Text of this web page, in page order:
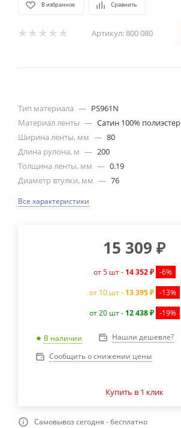
В избранное Сравнить
Артикул:800 080
Тип материала — PS961N
Материал ленты — Сатин 100% полиэстер
Ширина ленты, мм — 80
Длина рулона, м — 200
Толщина ленты, мм — 0.19
Диаметр втулки, мм — 76
Все характеристики
15 309 ₽
от 5 шт - 14 352 ₽ -6%
от 10 шт - 13 395 ₽ -13%
от 20 шт - 12 438 ₽ -19%
В наличии
Нашли дешевле?
Сообщить о снижении цены
Купить в 1 клик
Самовывоз сегодня - бесплатно